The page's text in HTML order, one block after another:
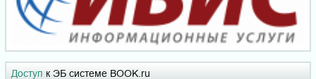
Доступ к ЭБ системе BOOK.ru